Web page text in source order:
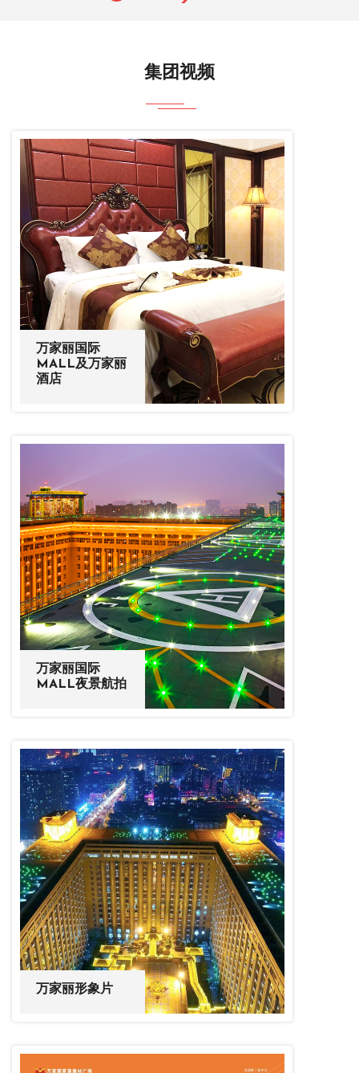
集团视频
万家丽国际
MALL及万家丽
酒店
万家丽国际
MALL夜景航拍
万家丽形象片